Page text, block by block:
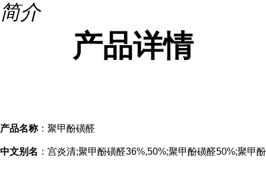
简介
产品详情
产品名称：聚甲酚磺醛
中文别名 ：宫炎清;聚甲酚磺醛36%,50%;聚甲酚磺醛50%;聚甲酚